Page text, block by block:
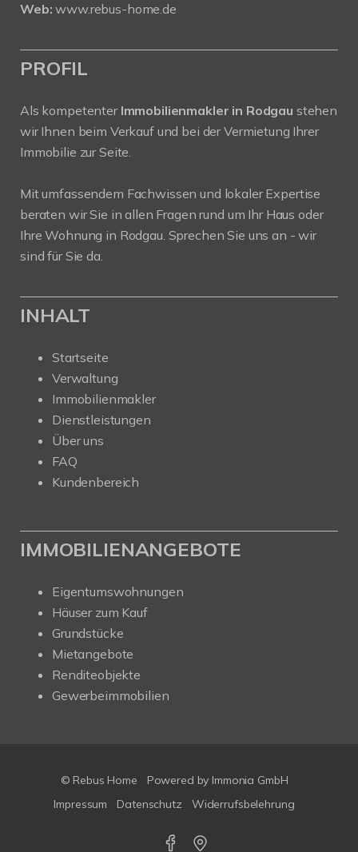
Web:www.rebus-home.de
PROFIL
Als kompetenter Immobilienmakler in Rodgau stehen
wir Ihnen beim Verkauf und bei der Vermietung Ihrer
Immobilie zur Seite.
Mit umfassendem Fachwissen und lokaler Expertise
beraten wir Sie in allen Fragen rund um Ihr Haus oder
Ihre Wohnung in Rodgau. Sprechen Sie uns an - wir
sind für Sie da.
INHALT
Startseite
Verwaltung
Immobilienmakler
Dienstleistungen
Über uns
FAQ
Kundenbereich
IMMOBILIENANGEBOTE
Eigentumswohnungen
Häuser zum Kauf
Grundstücke
Mietangebote
Renditeobjekte
Gewerbeimmobilien
© Rebus Home
Powered by Immonia GmbH
Impressum
Datenschutz Widerrufsbelehrung